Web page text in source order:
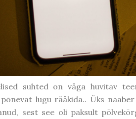
suhted on väga huvitav
lugu rääkida.. Üks
sest see oli paksult